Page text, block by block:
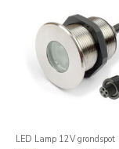
LED Lamp 12V grondspot